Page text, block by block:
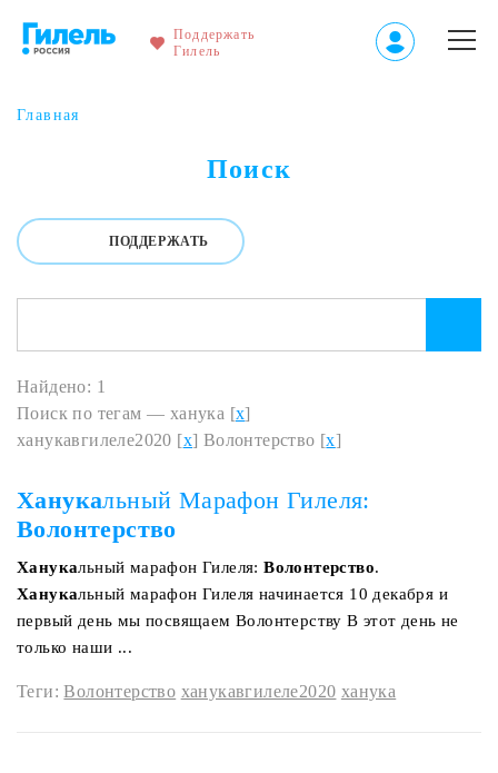
Поддержать
Гилель
Главная
Поиск
ПОДДЕРЖАТЬ
Найдено: 1
Поиск по тегам — ханука [x]
ханукавгилеле2020 [x] Волонтерство [x]
Ханукальный Марафон Гилеля:
Волонтерство
Ханукальный марафон Гилеля:Волонтерство.
Ханукальный марафон Гилеля начинается 10 декабря и
первый день мы посвящаем Волонтерству В этот день не
только наши ...
Теги:Волонтерство ханукавгилеле2020 ханука